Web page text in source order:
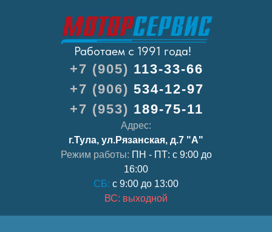
+7 (905) 113-33-66
+7 (906) 534-12-97
+7 (953) 189-75-11
Адрес:
г.Тула, ул.Рязанская, д.7 "А"
Режим работы: ПН - ПТ: с 9:00 до
16:00
СБ: с 9:00 до 13:00
ВС: выходной
Работаем с 1991 года!